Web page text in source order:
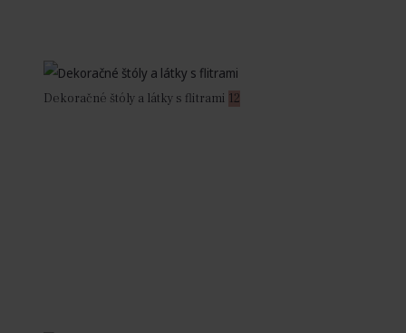
Dekoračné štóly a látky s flitrami 12